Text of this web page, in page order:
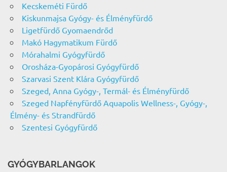
Kecskeméti Fürdő
Kiskunmajsa Gyógy- és Élményfürdő
Ligetfürdő Gyomaendrőd
Makó Hagymatikum Fürdő
Mórahalmi Gyógyfürdő
Orosháza-Gyopárosi Gyógyfürdő
Szarvasi Szent Klára Gyógyfürdő
Szeged, Anna Gyógy-, Termál- és Élményfürdő
Szeged Napfényfürdő Aquapolis Wellness-, Gyógy-,
Élmény- és Strandfürdő
Szentesi Gyógyfürdő
GYÓGYBARLANGOK